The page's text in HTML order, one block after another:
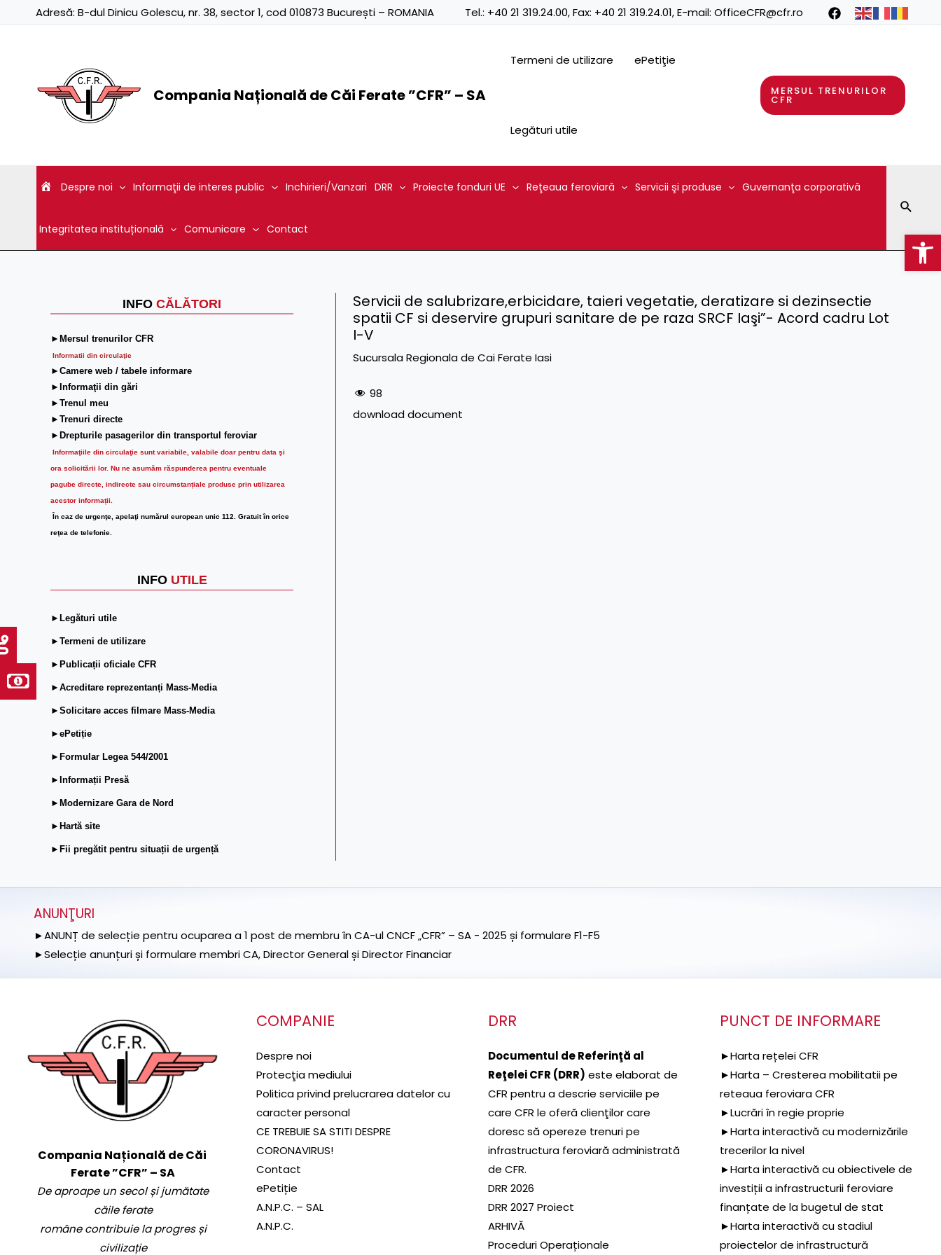
Adresă: B-dul Dinicu Golescu, nr. 38, sector 1, cod 010873 București – ROMANIA Tel.: +40 21 319.24.00, Fax: +40 21 319.24.01, E-mail: OfficeCFR@cfr.ro
Compania Națională de Căi Ferate ”CFR” – SA
Termeni de utilizare ePetiţie
Legături utile
MERSUL TRENURILOR
CFR
Despre noi Informaţii de interes public Inchirieri/Vanzari DRR Proiecte fonduri UE Reţeaua feroviară Servicii şi produse Guvernanţa corporativă
Integritatea instituțională Comunicare Contact
INFO CĂLĂTORI
►Mersul trenurilor CFR
Informatii din circulaţie
►Camere web / tabele informare
►Informaţii din gări
►Trenul meu
►Trenuri directe
►Drepturile pasagerilor din transportul feroviar
Informaţiile din circulaţie sunt variabile, valabile doar pentru data şi
ora solicitării lor. Nu ne asumăm răspunderea pentru eventuale
pagube directe, indirecte sau circumstanțiale produse prin utilizarea
acestor informații.
În caz de urgenţe, apelaţi numărul european unic 112. Gratuit în orice
reţea de telefonie.
INFO UTILE
►Legături utile
►Termeni de utilizare
►Publicații oficiale CFR
►Acreditare reprezentanți Mass-Media
►Solicitare acces filmare Mass-Media
►ePetiție
►Formular Legea 544/2001
►Informații Presă
►Modernizare Gara de Nord
►Hartă site
►Fii pregătit pentru situații de urgență
Servicii de salubrizare,erbicidare, taieri vegetatie, deratizare si dezinsectie
spatii CF si deservire grupuri sanitare de pe raza SRCF Iaşi”- Acord cadru Lot
I-V
Sucursala Regionala de Cai Ferate Iasi
98
download document
ANUNŢURI
►ANUNȚ de selecție pentru ocuparea a 1 post de membru în CA-ul CNCF „CFR” – SA - 2025 și formulare F1-F5
►Selecție anunțuri și formulare membri CA, Director General și Director Financiar
Compania Națională de Căi
Ferate ”CFR” – SA
De aproape un secol și jumătate
căile ferate
române contribuie la progres și
civilizație
COMPANIE
Despre noi
Protecţia mediului
Politica privind prelucrarea datelor cu
caracter personal
CE TREBUIE SA STITI DESPRE
CORONAVIRUS!
Contact
ePetiție
A.N.P.C. – SAL
A.N.P.C.
DRR
Documentul de Referinţă al
Reţelei CFR (DRR) este elaborat de
CFR pentru a descrie serviciile pe
care CFR le oferă clienţilor care
doresc să opereze trenuri pe
infrastructura feroviară administrată
de CFR.
DRR 2026
DRR 2027 Proiect
ARHIVĂ
Proceduri Operaționale
PUNCT DE INFORMARE
►Harta rețelei CFR
►Harta – Cresterea mobilitatii pe
reteaua feroviara CFR
►Lucrări în regie proprie
►Harta interactivă cu modernizările
trecerilor la nivel
►Harta interactivă cu obiectivele de
investiții a infrastructurii feroviare
finanțate de la bugetul de stat
►Harta interactivă cu stadiul
proiectelor de infrastructură